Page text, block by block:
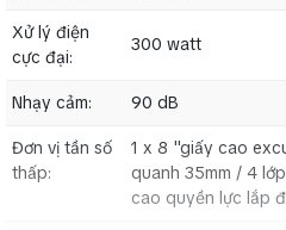
2 vị trí treo
thuận tiên cho việc lắp đặt,
rất tiện lợi khi dùng liu động kết hợp
Xử lý điện
cực đại:
300 watt
Nhạy cảm: 90 dB
Đơn vị tần số
thấp:
1 x 8 "giấy cao
quanh 35mm / 4
cao quyền lực lắp